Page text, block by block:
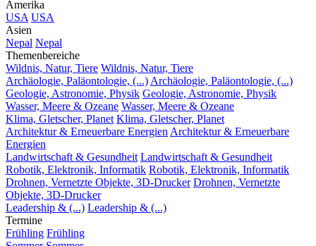
Amerika
USA USA
Asien
Nepal Nepal
Themenbereiche
Wildnis, Natur, Tiere Wildnis, Natur, Tiere
Archäologie, Paläontologie, (...) Archäologie, Paläontologie, (...)
Geologie, Astronomie, Physik Geologie, Astronomie, Physik
Wasser, Meere & Ozeane Wasser, Meere & Ozeane
Klima, Gletscher, Planet Klima, Gletscher, Planet
Architektur & Erneuerbare Energien Architektur & Erneuerbare
Energien
Landwirtschaft & Gesundheit Landwirtschaft & Gesundheit
Robotik, Elektronik, Informatik Robotik, Elektronik, Informatik
Drohnen, Vernetzte Objekte, 3D-Drucker Drohnen, Vernetzte
Objekte, 3D-Drucker
Leadership & (...) Leadership & (...)
Termine
Frühling Frühling